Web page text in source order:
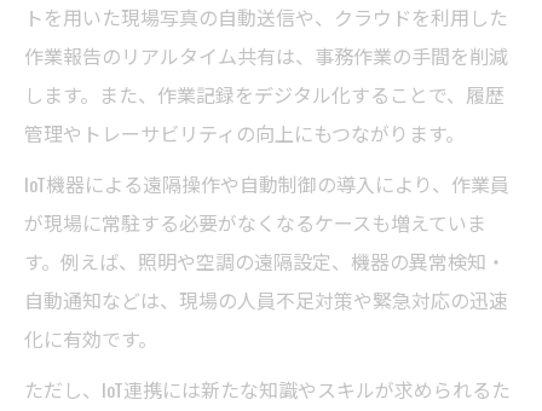
トを用いた現場写真の自動送信や、クラウドを利用した
作業報告のリアルタイム共有は、事務作業の手間を削減
します。また、作業記録をデジタル化することで、履歴
管理やトレーサビリティの向上にもつながります。
IoT機器による遠隔操作や自動制御の導入により、作業員
が現場に常駐する必要がなくなるケースも増えていま
す。例えば、照明や空調の遠隔設定、機器の異常検知・
自動通知などは、現場の人員不足対策や緊急対応の迅速
化に有効です。
ただし、IoT連携には新たな知識やスキルが求められるた